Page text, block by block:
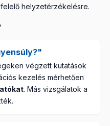
helyzetérzékelésre.
végzett kutatások
kezelés mérhetően
. Más vizsgálatok a